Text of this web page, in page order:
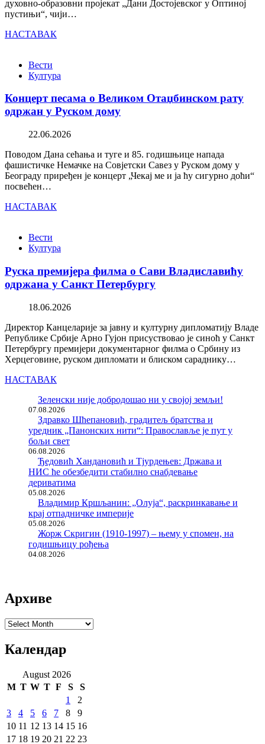
духовно-образовни пројекат „Дани Достојевског у Оптиној
пустињи“, чији…
НАСТАВАК
Вести
Култура
Концерт песама о Великом Отаџбинском рату
одржан у Руском дому
22.06.2026
Поводом Дана сећања и туге и 85. годишњице напада
фашистичке Немачке на Совјетски Савез у Руском дому у
Београду приређен је концерт „Чекај ме и ја ћу сигурно доћи“
посвећен…
НАСТАВАК
Вести
Култура
Руска премијера филма о Сави Владиславићу
одржана у Санкт Петербургу
18.06.2026
Директор Канцеларије за јавну и културну дипломатију Владе
Републике Србије Арно Гујон присуствовао је синоћ у Санкт
Петербургу премијери документарног филма о Србину из
Херцеговине, руском дипломати и блиском сараднику…
НАСТАВАК
Зеленски није добродошао ни у својој земљи!
07.08.2026
Здравко Шћепановић, градитељ братства и
уредник „Панонских нити“: Православље је пут у
бољи свет
06.08.2026
Ђедовић Хандановић и Тјурдењев: Држава и
НИС ће обезбедити стабилно снабдевање
дериватима
05.08.2026
Владимир Кршљанин: „Олуја“, раскринкавање и
крај отпадничке империје
05.08.2026
Жорж Скригин (1910-1997) – њему у спомен, на
годишњицу рођења
04.08.2026
Архиве
Архиве
Календар
August 2026
M T W T F S
S
1
2
3
4 5 6 7 8
9
10 11 12 13 14 15 16
17 18 19 20 21 22 23